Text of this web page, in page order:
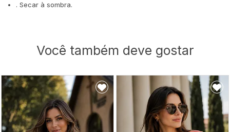
. Secar à sombra.
Você também deve gostar